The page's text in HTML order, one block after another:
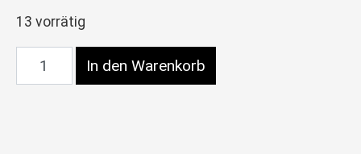
13 vorrätig
G-Force CBG Menge
In den Warenkorb